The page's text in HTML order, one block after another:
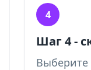
4
Шаг 4 -
Выберите